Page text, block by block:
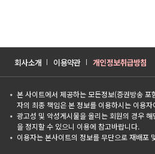
회사소개 이용약관 개인정보취급방침
본 사이트에서 제공하는 모든정보(증권방송
자의 최종 책임은 본 정보를 이용하시는 이용
광고성 및 악성게시물을 올리는 회원의 경우
을 정지할 수 있으니 이용에 참고바랍니다.
이용자는 본사이트의 정보를 무단으로 재배포